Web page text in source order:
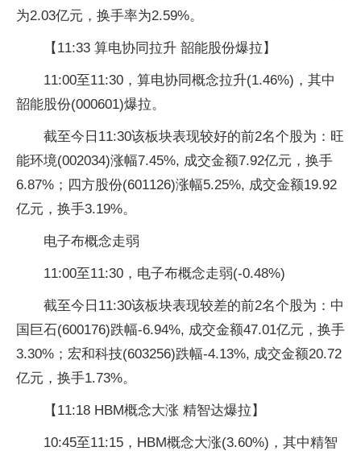
为2.03亿元，换手率为2.59%。
【11:33 算电协同拉升 韶能股份爆拉】
11:00至11:30，算电协同概念拉升(1.46%)，其中
韶能股份(000601)爆拉。
截至今日11:30该板块表现较好的前2名个股为：旺
能环境(002034)涨幅7.45%, 成交金额7.92亿元，换手
6.87%；四方股份(601126)涨幅5.25%, 成交金额19.92
亿元，换手3.19%。
电子布概念走弱
11:00至11:30，电子布概念走弱(-0.48%)
截至今日11:30该板块表现较差的前2名个股为：中
国巨石(600176)跌幅-6.94%, 成交金额47.01亿元，换手
3.30%；宏和科技(603256)跌幅-4.13%, 成交金额20.72
亿元，换手1.73%。
【11:18 HBM概念大涨 精智达爆拉】
10:45至11:15，HBM概念大涨(3.60%)，其中精智